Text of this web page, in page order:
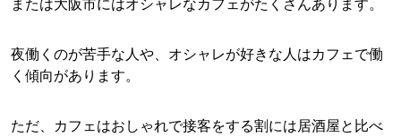
または大阪市にはオシャレなカフェがたくさんあります。
夜働くのが苦手な人や、オシャレが好きな人はカフェで働
く傾向があります。
ただ、カフェはおしゃれで接客をする割には居酒屋と比べ